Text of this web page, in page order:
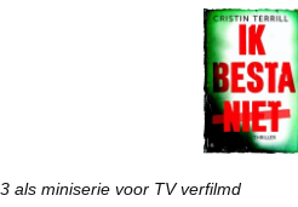
als miniserie voor TV verfilmd